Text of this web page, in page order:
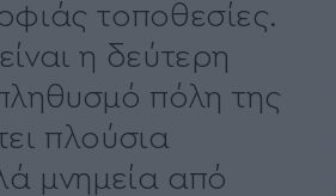
τοποθεσίες.
η δεύτερη
πόλη της
πλούσια
μνημεία από